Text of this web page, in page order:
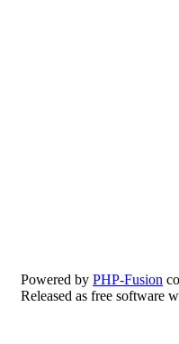
Powered by PHP-Fusion
Released as free software